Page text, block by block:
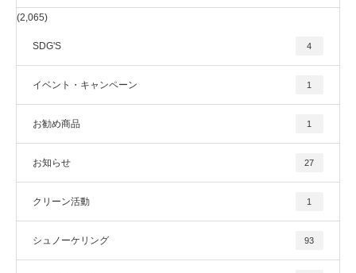
(2,065)
SDG'S 4
イベント・キャンペーン 1
お勧め商品 1
お知らせ 27
クリーン活動 1
シュノーケリング 93